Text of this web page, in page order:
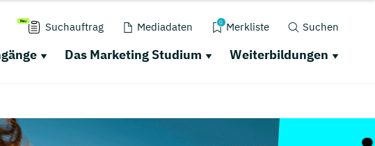
Suchauftrag Mediadaten 0 Merkliste Suchen
Das Marketing Studium Weiterbildungen